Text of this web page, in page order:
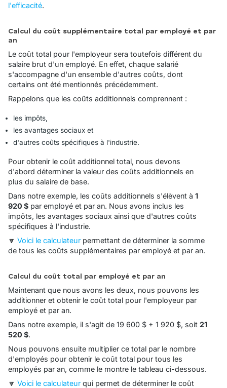
l'efficacité.
Calcul du coût supplémentaire total par employé et par
an
Le coût total pour l'employeur sera toutefois différent du
salaire brut d'un employé. En effet, chaque salarié
s'accompagne d'un ensemble d'autres coûts, dont
certains ont été mentionnés précédemment.
Rappelons que les coûts additionnels comprennent :
les impôts,
les avantages sociaux et
d'autres coûts spécifiques à l'industrie.
Pour obtenir le coût additionnel total, nous devons
d'abord déterminer la valeur des coûts additionnels en
plus du salaire de base.
Dans notre exemple, les coûts additionnels s'élèvent à 1
920 $ par employé et par an. Nous avons inclus les
impôts, les avantages sociaux ainsi que d'autres coûts
spécifiques à l'industrie.
🔽 Voici le calculateur permettant de déterminer la somme
de tous les coûts supplémentaires par employé et par an.
Calcul du coût total par employé et par an
Maintenant que nous avons les deux, nous pouvons les
additionner et obtenir le coût total pour l'employeur par
employé et par an.
Dans notre exemple, il s'agit de 19 600 $ + 1 920 $, soit 21
520 $.
Nous pouvons ensuite multiplier ce total par le nombre
d'employés pour obtenir le coût total pour tous les
employés par an, comme le montre le tableau ci-dessous.
🔽 Voici le calculateur qui permet de déterminer le coût